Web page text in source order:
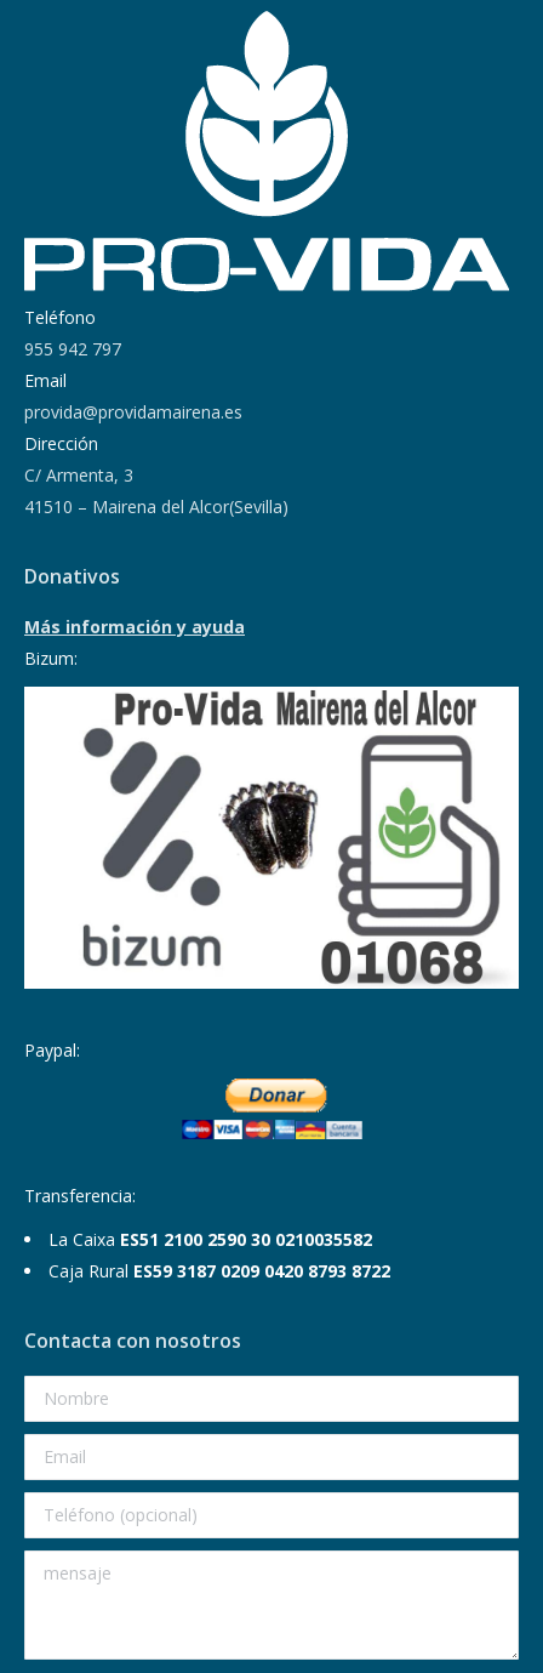
Teléfono
955 942 797
Email
provida@providamairena.es
Dirección
C/ Armenta, 3
41510 – Mairena del Alcor(Sevilla)
Donativos
Más información y ayuda
Bizum:
Paypal:
Transferencia:
La Caixa ES51 2100 2590 30 0210035582
Caja Rural ES59 3187 0209 0420 8793 8722
Contacta con nosotros